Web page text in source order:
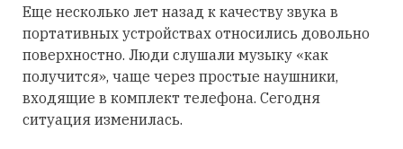
Еще несколько лет назад к качеству звука в
портативных устройствах относились довольно
поверхностно. Люди слушали музыку «как
получится», чаще через простые наушники,
входящие в комплект телефона. Сегодня
ситуация изменилась.